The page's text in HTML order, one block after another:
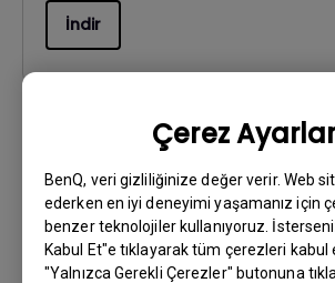
Çerez
BenQ, veri gizliliğinize değer verir. Web
ederken en iyi deneyimi yaşamanız için
benzer teknolojiler kullanıyoruz.
Kabul Et"e tıklayarak tüm çerezleri kabul
"Yalnızca Gerekli Çerezler" butonuna
İndir
Display Pilot 2 Release Note
OS:Windows
OS Version:
Windows 10/11